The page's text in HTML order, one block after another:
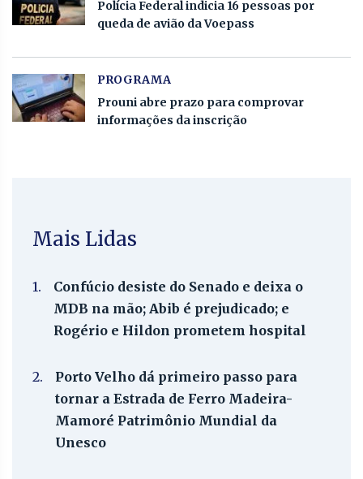
Polícia Federal indicia 16 pessoas por
queda de avião da Voepass
PROGRAMA
Prouni abre prazo para comprovar
informações da inscrição
Mais Lidas
1.
Confúcio desiste do Senado e deixa o
MDB na mão; Abib é prejudicado; e
Rogério e Hildon prometem hospital
2.
Porto Velho dá primeiro passo para
tornar a Estrada de Ferro Madeira-
Mamoré Patrimônio Mundial da
Unesco